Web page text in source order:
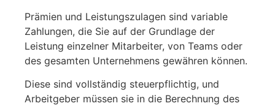
Prämien und Leistungszulagen sind variable
Zahlungen, die Sie auf der Grundlage der
Leistung einzelner Mitarbeiter, von Teams oder
des gesamten Unternehmens gewähren können.
Diese sind vollständig steuerpflichtig, und
Arbeitgeber müssen sie in die Berechnung des